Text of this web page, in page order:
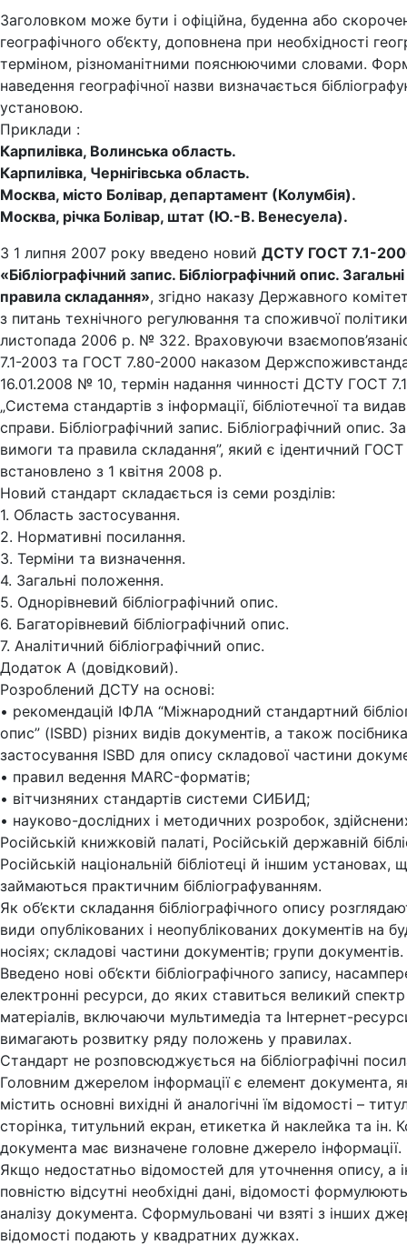
Заголовком може бути і офіційна, буденна або
географічного об’єкту, доповнена при необхідності
терміном, різноманітними пояснюючими словами.
наведення географічної назви визначається
установою.
Приклади :
Карпилівка, Волинська область.
Карпилівка, Чернігівська область.
Москва, місто Болівар, департамент (Колумбія).
Москва, річка Болівар, штат (Ю.-В. Венесуела).
3 1 липня 2007 року введено новий ДСТУ ГОСТ 7.1-
«Бібліографічний запис. Бібліографічний опис.
правила складання», згідно наказу Державного
з питань технічного регулювання та споживчої
листопада 2006 р. № 322. Враховуючи
7.1-2003 та ГОСТ 7.80-2000 наказом
16.01.2008 № 10, термін надання чинності ДСТУ ГОСТ
„Система стандартів з інформації, бібліотечної та
справи. Бібліографічний запис. Бібліографічний опис.
вимоги та правила складання”, який є ідентичний ГОСТ
встановлено з 1 квітня 2008 р.
Новий стандарт складається із семи розділів:
1. Область застосування.
2. Нормативні посилання.
3. Терміни та визначення.
4. Загальні положення.
5. Однорівневий бібліографічний опис.
6. Багаторівневий бібліографічний опис.
7. Аналітичний бібліографічний опис.
Додаток А (довідковий).
Розроблений ДСТУ на основі:
• рекомендацій ІФЛА “Міжнародний стандартний
опис” (ISBD) різних видів документів, а також посібника
застосування ISBD для опису складової частини
• правил ведення MARC-форматів;
• вітчизняних стандартів системи СИБИД;
• науково-дослідних і методичних розробок,
Російській книжковій палаті, Російській державній
Російській національній бібліотеці й іншим установах,
займаються практичним бібліографуванням.
Як об’єкти складання бібліографічного опису
види опублікованих і неопублікованих документів на
носіях; складові частини документів; групи документів.
Введено нові об’єкти бібліографічного запису,
електронні ресурси, до яких ставиться великий
матеріалів, включаючи мультимедіа та Інтернет-
вимагають розвитку ряду положень у правилах.
Стандарт не розповсюджується на бібліографічні
Головним джерелом інформації є елемент документа,
містить основні вихідні й аналогічні їм відомості –
сторінка, титульний екран, етикетка й наклейка та ін.
документа має визначене головне джерело інформації.
Якщо недостатньо відомостей для уточнення опису, а
повністю відсутні необхідні дані, відомості
аналізу документа. Сформульовані чи взяті з інших
відомості подають у квадратних дужках.